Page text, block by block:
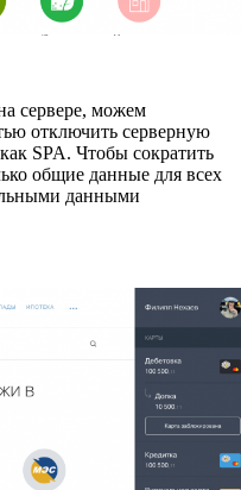
сервере, можем
отключить серверную
SPA. Чтобы сократить
общие данные для всех
данными